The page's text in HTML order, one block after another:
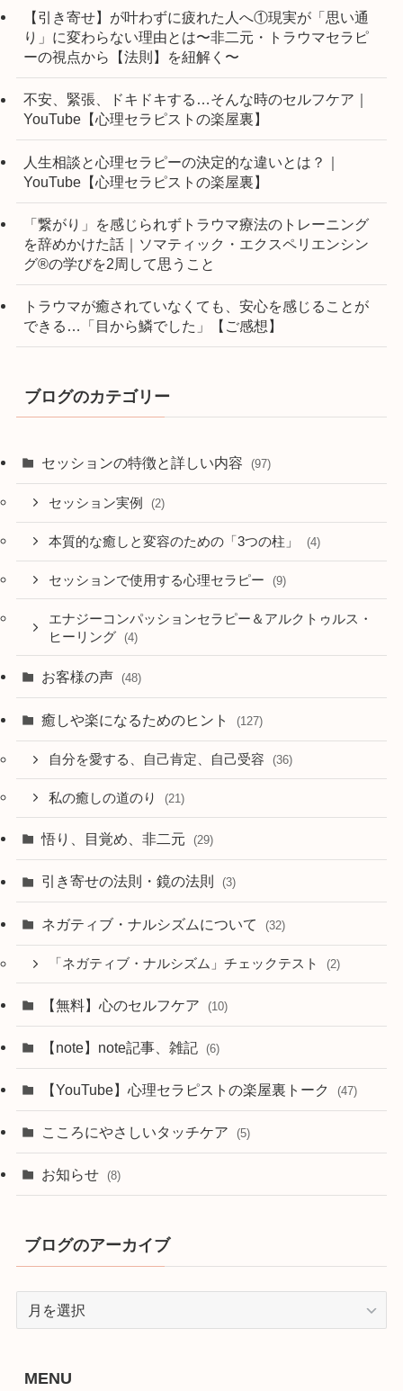
【引き寄せ】が叶わずに疲れた人へ①現実が「思い通
り」に変わらない理由とは〜非二元・トラウマセラピ
ーの視点から【法則】を紐解く〜
不安、緊張、ドキドキする…そんな時のセルフケア｜
YouTube【心理セラピストの楽屋裏】
人生相談と心理セラピーの決定的な違いとは？｜
YouTube【心理セラピストの楽屋裏】
「繋がり」を感じられずトラウマ療法のトレーニング
を辞めかけた話｜ソマティック・エクスペリエンシン
グ®の学びを2周して思うこと
トラウマが癒されていなくても、安心を感じることが
できる…「目から鱗でした」【ご感想】
ブログのカテゴリー
セッションの特徴と詳しい内容 (97)
セッション実例 (2)
本質的な癒しと変容のための「3つの柱」 (4)
セッションで使用する心理セラピー (9)
エナジーコンパッションセラピー＆アルクトゥルス・
ヒーリング
(4)
お客様の声 (48)
癒しや楽になるためのヒント (127)
自分を愛する、自己肯定、自己受容 (36)
私の癒しの道のり (21)
悟り、目覚め、非二元 (29)
引き寄せの法則・鏡の法則 (3)
ネガティブ・ナルシズムについて (32)
「ネガティブ・ナルシズム」チェックテスト (2)
【無料】心のセルフケア (10)
【note】note記事、雑記 (6)
【YouTube】心理セラピストの楽屋裏トーク (47)
こころにやさしいタッチケア (5)
お知らせ (8)
ブログのアーカイブ
MENU